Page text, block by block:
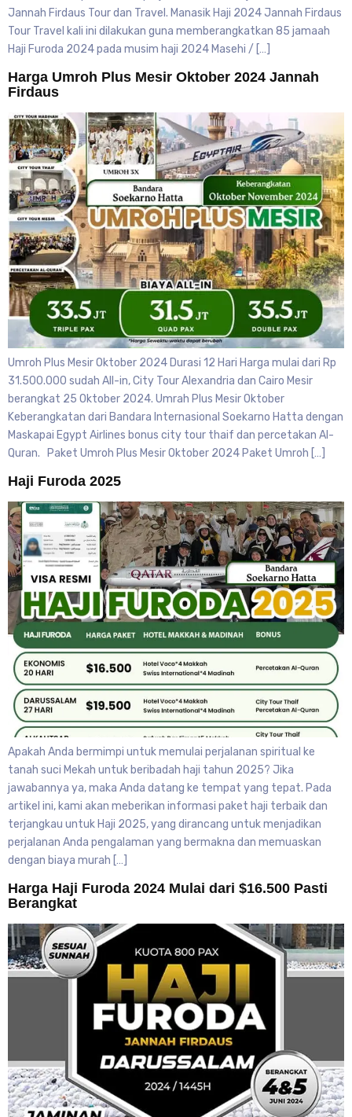
Jannah Firdaus Tour dan Travel. Manasik Haji 2024 Jannah Firdaus
Tour Travel kali ini dilakukan guna memberangkatkan 85 jamaah
Haji Furoda 2024 pada musim haji 2024 Masehi / […]
Harga Umroh Plus Mesir Oktober 2024 Jannah
Firdaus
Umroh Plus Mesir Oktober 2024 Durasi 12 Hari Harga mulai dari Rp
31.500.000 sudah All-in, City Tour Alexandria dan Cairo Mesir
berangkat 25 Oktober 2024. Umrah Plus Mesir Oktober
Keberangkatan dari Bandara Internasional Soekarno Hatta dengan
Maskapai Egypt Airlines bonus city tour thaif dan percetakan Al-
Quran. Paket Umroh Plus Mesir Oktober 2024 Paket Umroh […]
Haji Furoda 2025
Apakah Anda bermimpi untuk memulai perjalanan spiritual ke
tanah suci Mekah untuk beribadah haji tahun 2025? Jika
jawabannya ya, maka Anda datang ke tempat yang tepat. Pada
artikel ini, kami akan meberikan informasi paket haji terbaik dan
terjangkau untuk Haji 2025, yang dirancang untuk menjadikan
perjalanan Anda pengalaman yang bermakna dan memuaskan
dengan biaya murah […]
Harga Haji Furoda 2024 Mulai dari $16.500 Pasti
Berangkat